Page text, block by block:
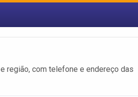
e região, com telefone e endereço das